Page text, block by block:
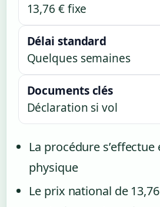
13,76 € fixe
Délai standard
Quelques semaines
Documents clés
Déclaration si vol
La procédure
physique
Le prix national de